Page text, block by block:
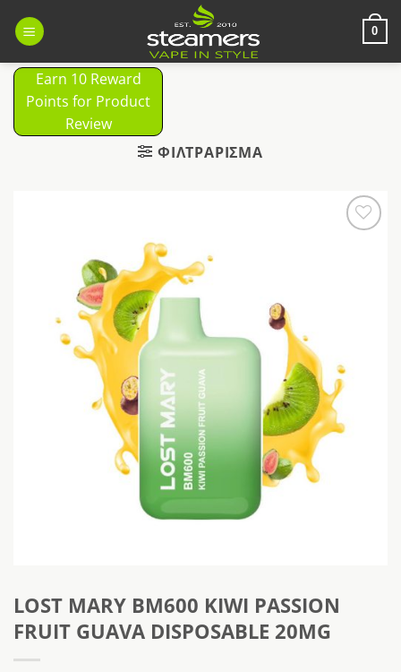
στο
0
Earn 10 Reward
Points for Product
Review
ΦΙΛΤΡΆΡΙΣΜΑ
LOST MARY BM600 KIWI PASSION
FRUIT GUAVA DISPOSABLE 20MG